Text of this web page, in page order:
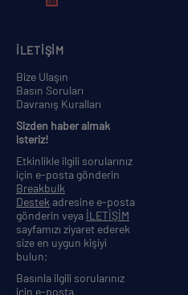
İLETİŞİM
Bize Ulaşın
Basın Soruları
Davranış Kuralları
Sizden haber almak
isteriz!
Etkinlikle ilgili sorularınız
için e-posta gönderin
Breakbulk
Destekadresine e-posta
gönderin veya İLETİŞİM
sayfamızı ziyaret ederek
size en uygun kişiyi
bulun;
Basınla ilgili sorularınız
için e-posta